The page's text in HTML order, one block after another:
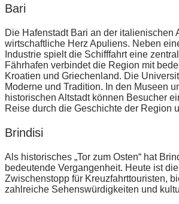
Bari
Die Hafenstadt Bari an der italienischen
wirtschaftliche Herz Apuliens. Neben
Industrie spielt die Schifffahrt eine
Fährhafen verbindet die Region mit
Kroatien und Griechenland. Die
Moderne und Tradition. In den Museen
historischen Altstadt können Besucher
Reise durch die Geschichte der Region
Brindisi
Als historisches „Tor zum Osten“ hat
bedeutende Vergangenheit. Heute ist
Zwischenstopp für Kreuzfahrttouristen,
zahlreiche Sehenswürdigkeiten und